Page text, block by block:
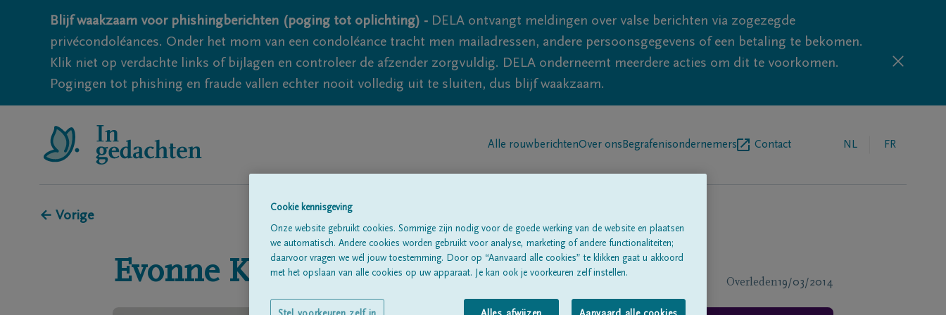
Blijf waakzaam voor phishingberichten (poging tot oplichting) - DELA ontvangt meldingen over valse berichten via zogezegde
privécondoléances. Onder het mom van een condoléance tracht men mailadressen, andere persoonsgegevens of een betaling te bekomen.
Klik niet op verdachte links of bijlagen en controleer de afzender zorgvuldig. DELA onderneemt meerdere acties om dit te voorkomen.
Pogingen tot phishing en fraude vallen echter nooit volledig uit te sluiten, dus blijf waakzaam.
Alle rouwberichtenOver ons Begrafenisondernemers Contact NL FR
← Vorige
Evonne Knockaert Overleden19/03/2014
Cookie kennisgeving
Onze website gebruikt cookies. Sommige zijn nodig voor de goede werking van de website en plaatsen
we automatisch. Andere cookies worden gebruikt voor analyse, marketing of andere functionaliteiten;
daarvoor vragen we wél jouw toestemming. Door op “Aanvaard alle cookies” te klikken gaat u akkoord
met het opslaan van alle cookies op uw apparaat. Je kan ook je voorkeuren zelf instellen.